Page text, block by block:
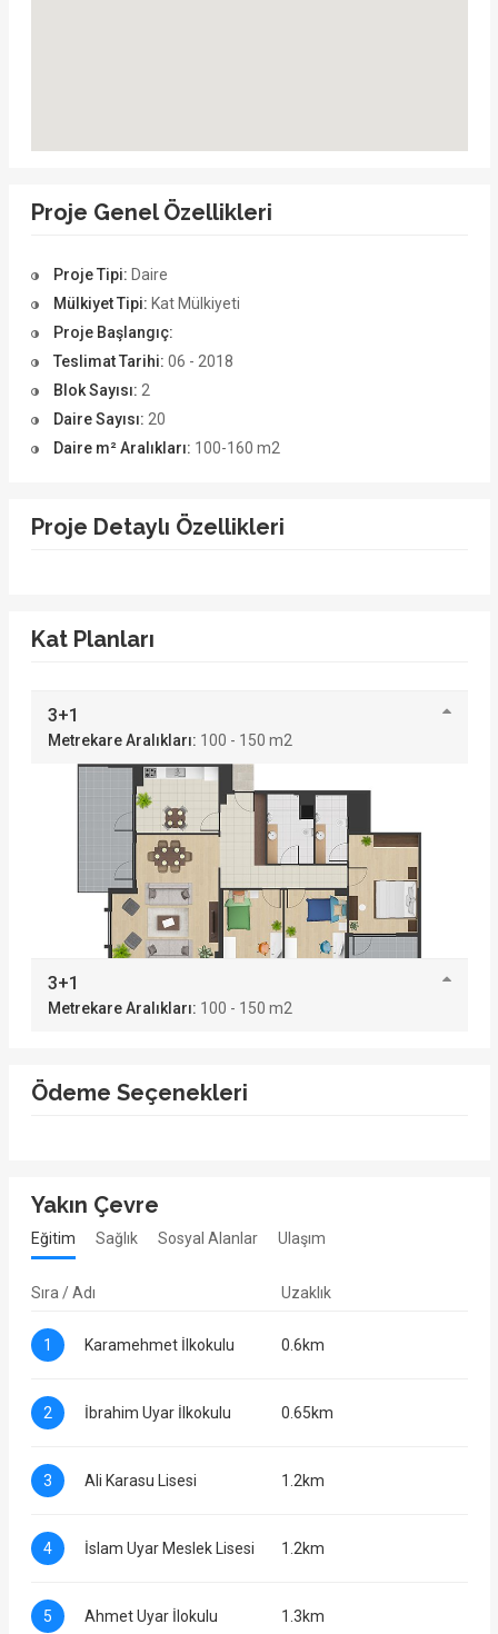
Proje Genel Özellikleri
Proje Tipi: Daire
Mülkiyet Tipi: Kat Mülkiyeti
Proje Başlangıç:
Teslimat Tarihi: 06 - 2018
Blok Sayısı: 2
Daire Sayısı: 20
Daire m² Aralıkları: 100-160 m2
Proje Detaylı Özellikleri
Kat Planları
3+1
Metrekare Aralıkları: 100 - 150 m2
3+1
Metrekare Aralıkları: 100 - 150 m2
Ödeme Seçenekleri
Yakın Çevre
Eğitim Sağlık Sosyal Alanlar Ulaşım
Sıra / Adı Uzaklık
1 Karamehmet İlkokulu 0.6km
2 İbrahim Uyar İlkokulu 0.65km
3 Ali Karasu Lisesi 1.2km
4 İslam Uyar Meslek Lisesi 1.2km
5 Ahmet Uyar İlokulu 1.3km